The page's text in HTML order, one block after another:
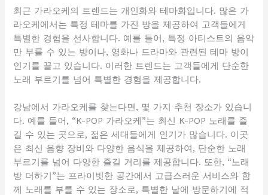
최근 가라오케의 트렌드는 개인화와 테마화입니다. 많은 가
라오케에서는 특정 테마를 가진 방을 제공하여 고객들에게
특별한 경험을 선사합니다. 예를 들어, 특정 아티스트의 음악
만 부를 수 있는 방이나, 영화나 드라마와 관련된 테마 방이
인기를 끌고 있습니다. 이러한 트렌드는 고객들에게 단순한
노래 부르기를 넘어 특별한 경험을 제공합니다.
강남에서 가라오케를 찾는다면, 몇 가지 추천 장소가 있습니
다. 예를 들어, “K-POP 가라오케”는 최신 K-POP 노래를 즐
길 수 있는 곳으로, 젊은 세대들에게 인기가 많습니다. 이곳
은 최신 음향 장비와 다양한 음식을 제공하여, 단순한 노래
부르기를 넘어 다양한 즐길 거리를 제공합니다. 또한, “노래
방 더하기”는 프라이빗한 공간에서 고급스러운 서비스와 함
께 노래를 부를 수 있는 장소로, 특별한 날에 방문하기에 적